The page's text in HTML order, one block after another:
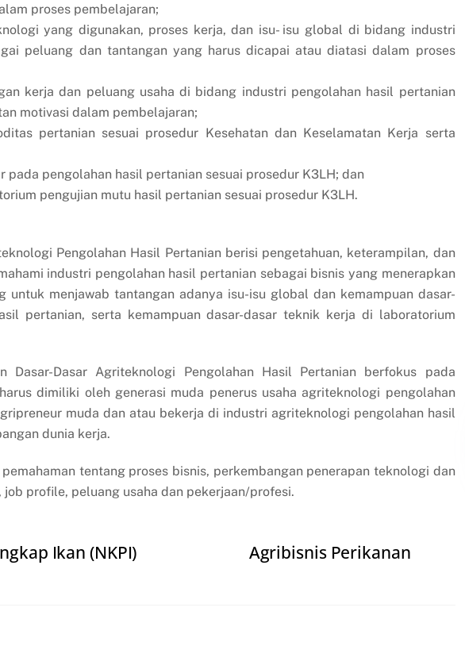
proses pembelajaran;
yang digunakan, proses kerja, dan isu- isu global di bidang industri
peluang dan tantangan yang harus dicapai atau diatasi dalam proses
kerja dan peluang usaha di bidang industri pengolahan hasil pertanian
motivasi dalam pembelajaran;
pertanian sesuai prosedur Kesehatan dan Keselamatan Kerja serta
pada pengolahan hasil pertanian sesuai prosedur K3LH; dan
pengujian mutu hasil pertanian sesuai prosedur K3LH.
Pengolahan Hasil Pertanian berisi pengetahuan, keterampilan, dan
industri pengolahan hasil pertanian sebagai bisnis yang menerapkan
untuk menjawab tantangan adanya isu-isu global dan kemampuan dasar-
pertanian, serta kemampuan dasar-dasar teknik kerja di laboratorium
Dasar-Dasar Agriteknologi Pengolahan Hasil Pertanian berfokus pada
dimiliki oleh generasi muda penerus usaha agriteknologi pengolahan
muda dan atau bekerja di industri agriteknologi pengolahan hasil
dunia kerja.
tentang proses bisnis, perkembangan penerapan teknologi dan
profile, peluang usaha dan pekerjaan/profesi.
Ikan (NKPI) Agribisnis Perikanan